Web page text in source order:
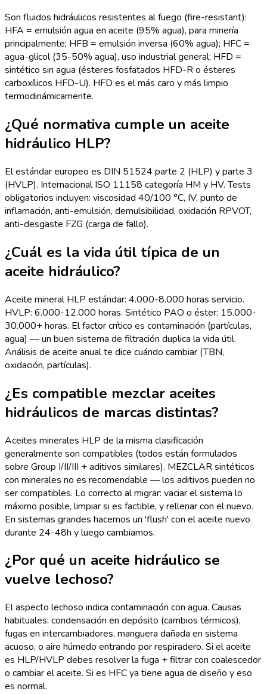
Son fluidos hidráulicos resistentes al fuego (fire-resistant):
HFA = emulsión agua en aceite (95% agua), para minería
principalmente; HFB = emulsión inversa (60% agua); HFC =
agua-glicol (35-50% agua), uso industrial general; HFD =
sintético sin agua (ésteres fosfatados HFD-R o ésteres
carboxílicos HFD-U). HFD es el más caro y más limpio
termodinámicamente.
¿Qué normativa cumple un aceite
hidráulico HLP?
El estándar europeo es DIN 51524 parte 2 (HLP) y parte 3
(HVLP). Internacional ISO 11158 categoría HM y HV. Tests
obligatorios incluyen: viscosidad 40/100 °C, IV, punto de
inflamación, anti-emulsión, demulsibilidad, oxidación RPVOT,
anti-desgaste FZG (carga de fallo).
¿Cuál es la vida útil típica de un
aceite hidráulico?
Aceite mineral HLP estándar: 4.000-8.000 horas servicio.
HVLP: 6.000-12.000 horas. Sintético PAO o éster: 15.000-
30.000+ horas. El factor crítico es contaminación (partículas,
agua) — un buen sistema de filtración duplica la vida útil.
Análisis de aceite anual te dice cuándo cambiar (TBN,
oxidación, partículas).
¿Es compatible mezclar aceites
hidráulicos de marcas distintas?
Aceites minerales HLP de la misma clasificación
generalmente son compatibles (todos están formulados
sobre Group I/II/III + aditivos similares). MEZCLAR sintéticos
con minerales no es recomendable — los aditivos pueden no
ser compatibles. Lo correcto al migrar: vaciar el sistema lo
máximo posible, limpiar si es factible, y rellenar con el nuevo.
En sistemas grandes hacemos un 'flush' con el aceite nuevo
durante 24-48h y luego cambiamos.
¿Por qué un aceite hidráulico se
vuelve lechoso?
El aspecto lechoso indica contaminación con agua. Causas
habituales: condensación en depósito (cambios térmicos),
fugas en intercambiadores, manguera dañada en sistema
acuoso, o aire húmedo entrando por respiradero. Si el aceite
es HLP/HVLP debes resolver la fuga + filtrar con coalescedor
o cambiar el aceite. Si es HFC ya tiene agua de diseño y eso
es normal.